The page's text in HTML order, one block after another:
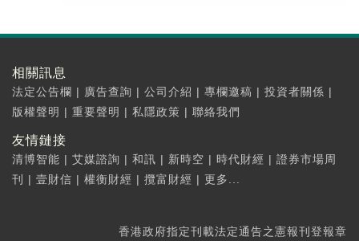
相關訊息
法定公告欄 | 廣告查詢 | 公司介紹 | 專欄邀稿 | 投資者關係 |
版權聲明 | 重要聲明 | 私隱政策 | 聯絡我們
友情鏈接
清博智能 | 艾媒諮詢 | 和訊 | 新時空 | 時代財經 | 證券市場周
刊
| 壹財信 | 權衡財經 | 攬富財經 | 更多...
香港政府指定刊載法定通告之憲報刊登報章